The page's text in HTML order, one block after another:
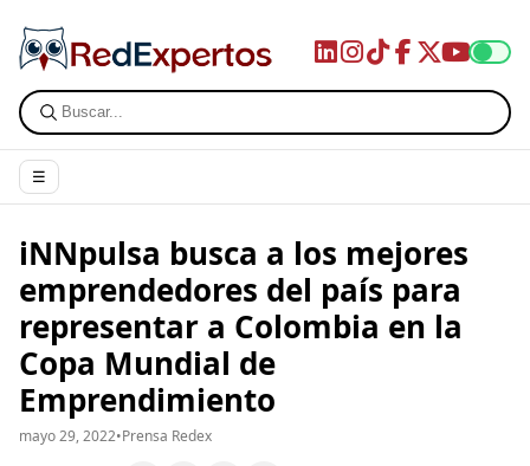
☰
iNNpulsa busca a los mejores
emprendedores del país para
representar a Colombia en la
Copa Mundial de
Emprendimiento
mayo 29, 2022•Prensa Redex